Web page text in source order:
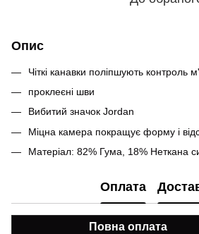
Опис
Чіткі канавки поліпшують контроль
проклеєні шви
Вибитий значок Jordan
Міцна камера покращує форму і
Матеріал: 82% Гума, 18% Неткана
Оплата
Повна оплата